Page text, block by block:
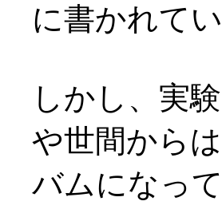
に書かれて
しかし、実
や世間から
バムになっ